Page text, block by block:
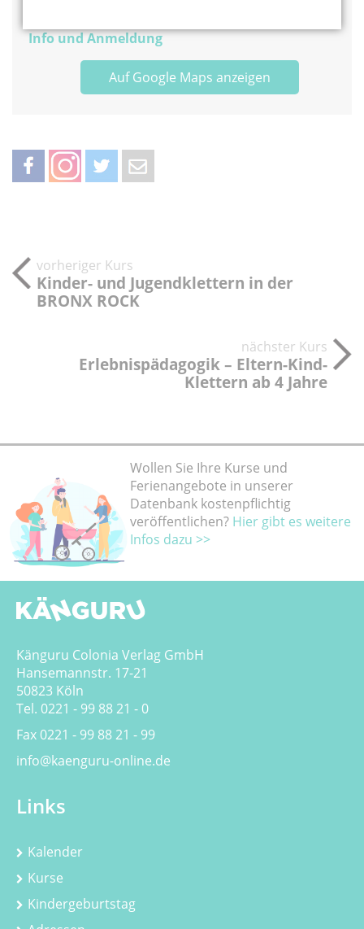
Info und Anmeldung
Auf Google Maps anzeigen
vorheriger Kurs
Kinder- und Jugendklettern in der
BRONX ROCK
nächster Kurs
Erlebnispädagogik – Eltern-Kind-
Klettern ab 4 Jahre
Wollen Sie Ihre Kurse und
Ferienangebote in unserer
Datenbank kostenpflichtig
veröffentlichen? Hier gibt es weitere
Infos dazu >>
Känguru Colonia Verlag GmbH
Hansemannstr. 17-21
50823 Köln
Tel. 0221 - 99 88 21 - 0
Fax 0221 - 99 88 21 - 99
info@kaenguru-online.de
Links
Kalender
Kurse
Kindergeburtstag